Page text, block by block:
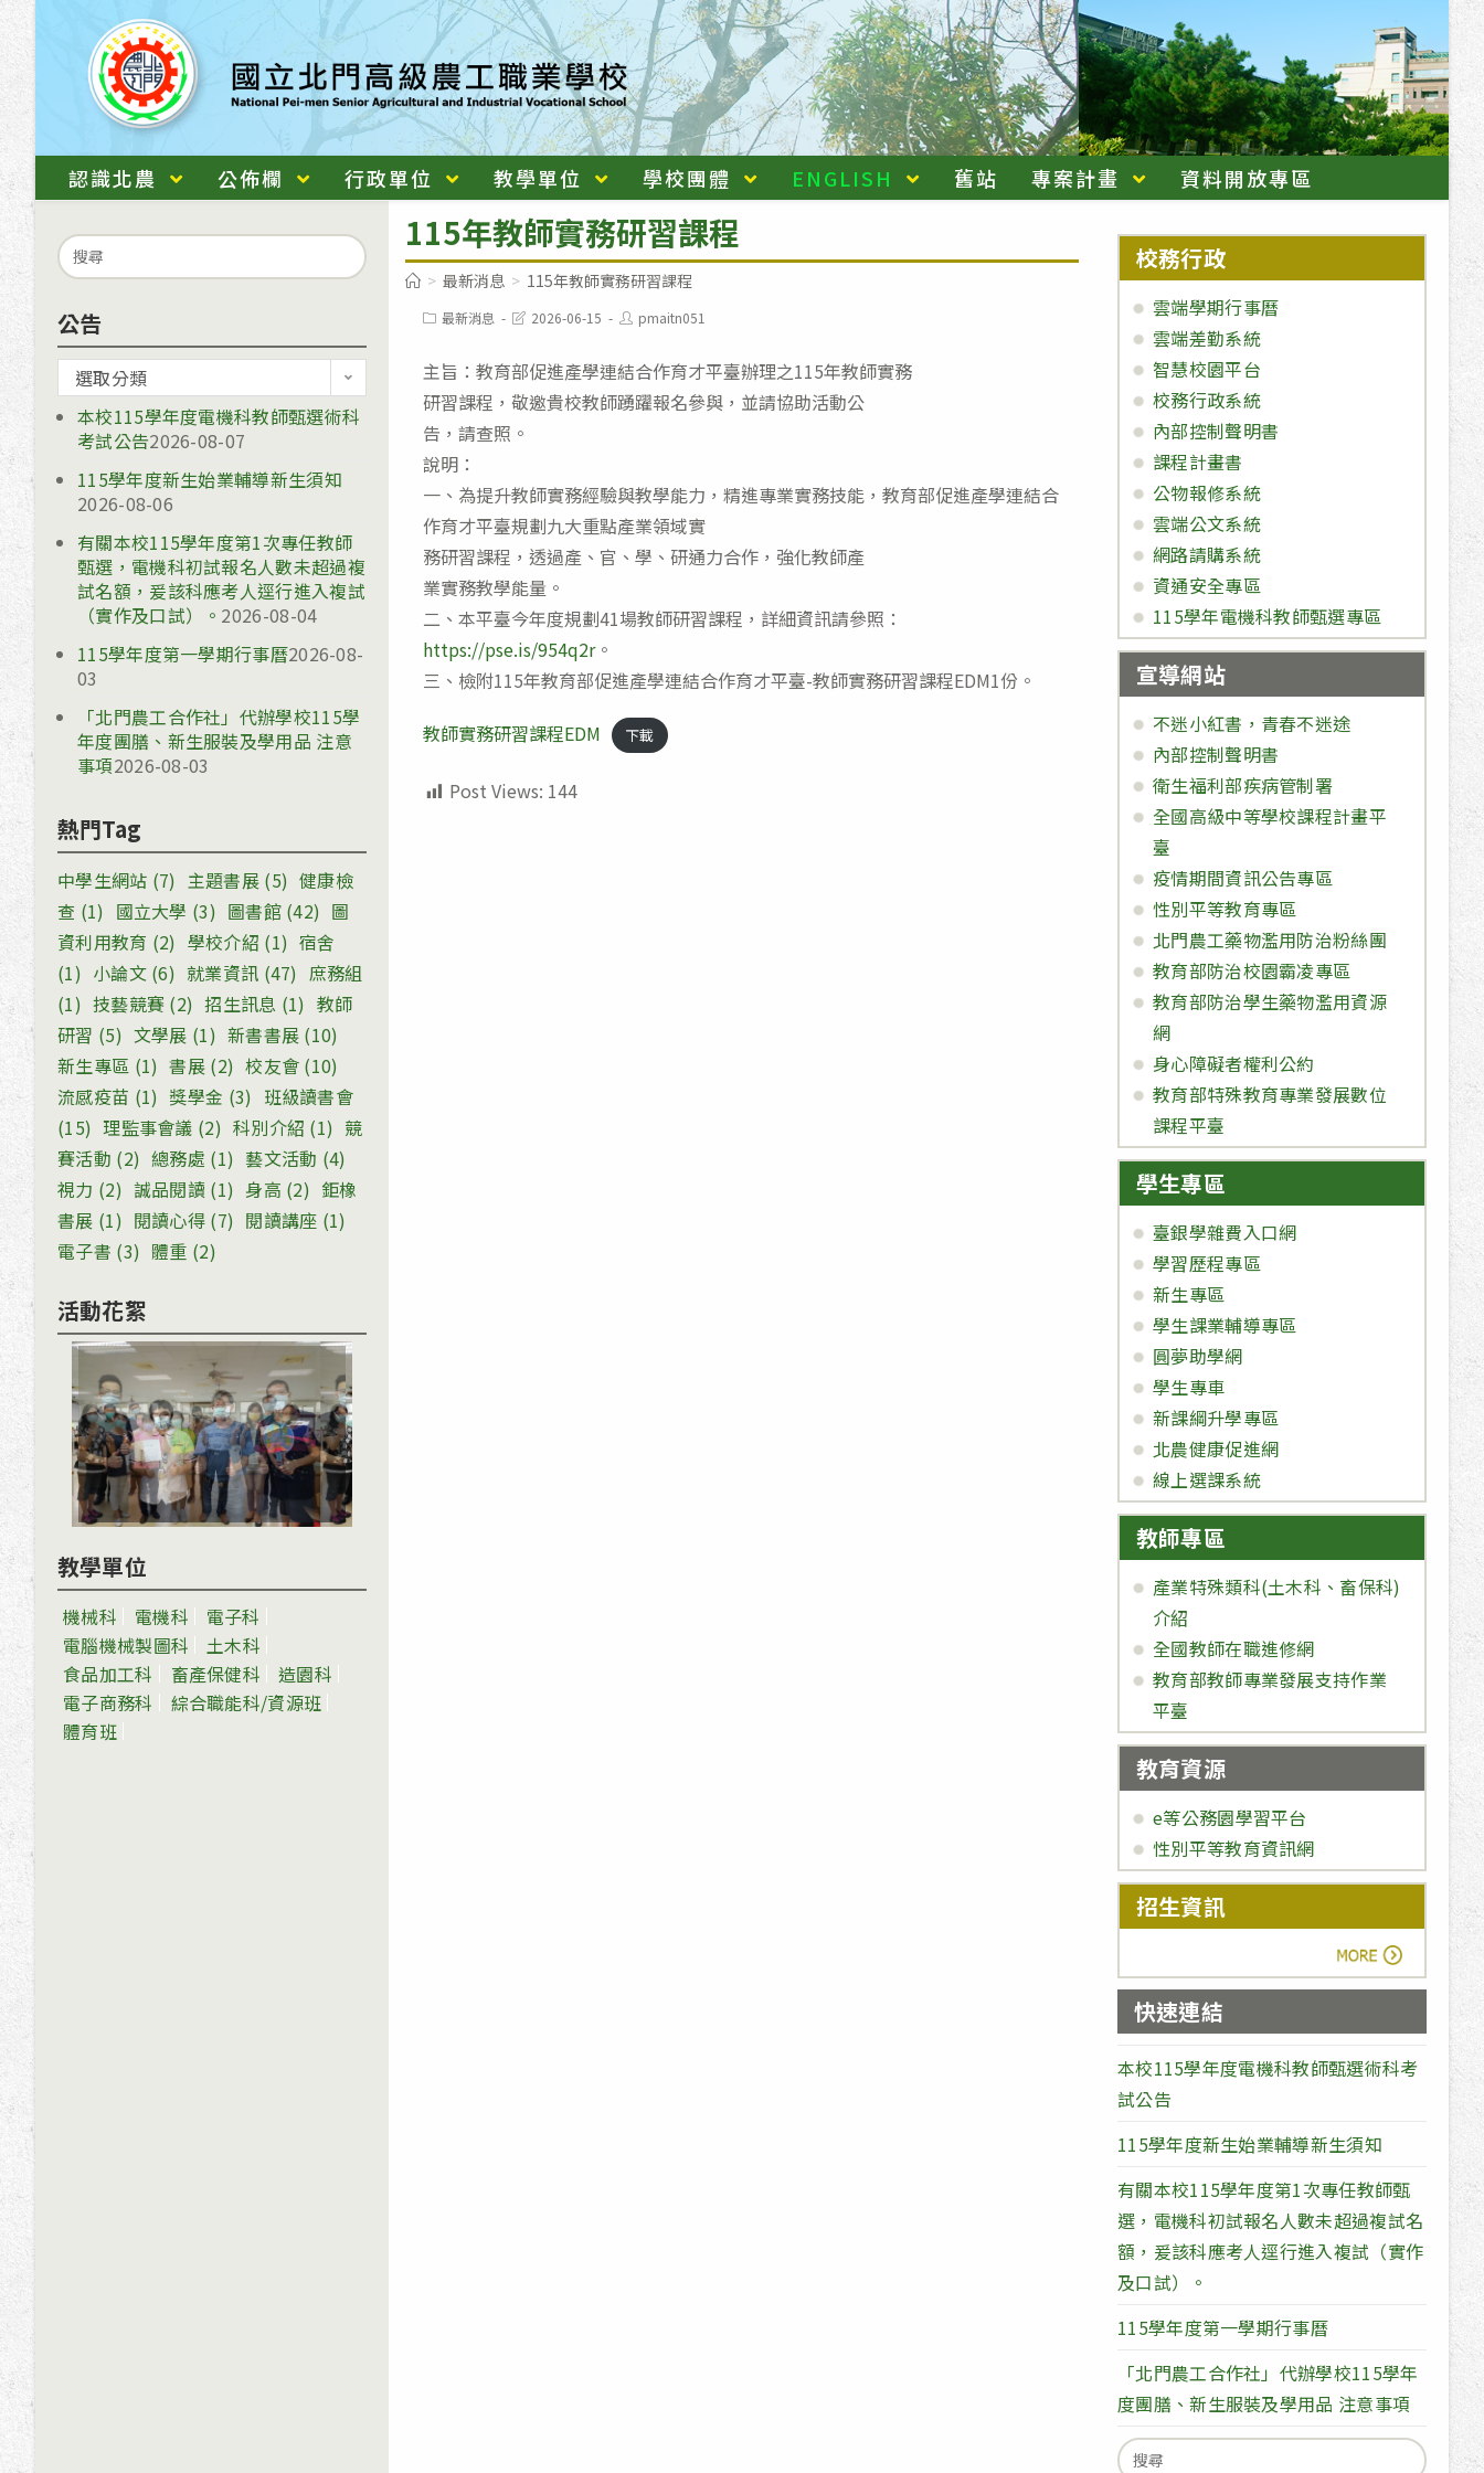
跳
主
要
內
容
認識北農 公佈欄 行政單位 教學單位 學校團體 ENGLISH 舊站 專案計畫 資料開放專區
115年教師實務研習課程
> 最新消息 > 115年教師實務研習課程
Post最新消息
Post2026-06-15
Post
author:
pmaitn051
主旨：教育部促進產學連結合作育才平臺辦理之115年教師實務
研習課程，敬邀貴校教師踴躍報名參與，並請協助活動公
告，請查照。
說明：
一、為提升教師實務經驗與教學能力，精進專業實務技能，教育部促進產學連結合
作育才平臺規劃九大重點產業領域實
務研習課程，透過產、官、學、研通力合作，強化教師產
業實務教學能量。
二、本平臺今年度規劃41場教師研習課程，詳細資訊請參照：
https://pse.is/954q2r。
三、檢附115年教育部促進產學連結合作育才平臺-教師實務研習課程EDM1份。
教師實務研習課程EDM
下載
Post Views: 144
Search
for:
公告
告
選取分類
本校115學年度電機科教師甄選術科
考試公告2026-08-07
115學年度新生始業輔導新生須知
2026-08-06
有關本校115學年度第1次專任教師
甄選，電機科初試報名人數未超過複
試名額，爰該科應考人逕行進入複試
（實作及口試）。 2026-08-04
115學年度第一學期行事曆2026-08-
03
「北門農工合作社」代辦學校115學
年度團膳、新生服裝及學用品 注意
事項2026-08-03
熱門Tag
中學生網站 (7) 主題書展(5) 健康檢
查 (1) 國立大學 (3) 圖書館(42) 圖
資利用教育 (2) 學校介紹 (1) 宿舍
(1) 小論文(6) 就業資訊 (47) 庶務組
(1) 技藝競賽 (2) 招生訊息 (1) 教師
研習 (5) 文學展 (1) 新書書展 (10)
新生專區 (1) 書展 (2) 校友會 (10)
流感疫苗 (1) 獎學金 (3) 班級讀書會
(15) 理監事會議 (2) 科別介紹 (1) 競
賽活動 (2) 總務處 (1) 藝文活動 (4)
視力 (2) 誠品閱讀 (1) 身高 (2) 鉅橡
書展 (1) 閱讀心得 (7) 閱讀講座 (1)
電子書 (3) 體重 (2)
活動花絮
教學單位
機械科 電機科
電子科
電腦機械製圖科
土木科
食品加工科
畜產保健科
造園科
電子商務科
綜合職能科/資源班
體育班
校務行政
雲端學期行事曆
雲端差勤系統
智慧校園平台
校務行政系統
內部控制聲明書
課程計畫書
公物報修系統
雲端公文系統
網路請購系統
資通安全專區
115學年電機科教師甄選專區
宣導網站
不迷小紅書，青春不迷途
內部控制聲明書
衛生福利部疾病管制署
全國高級中等學校課程計畫平
臺
疫情期間資訊公告專區
性別平等教育專區
北門農工藥物濫用防治粉絲團
教育部防治校園霸凌專區
教育部防治學生藥物濫用資源
網
身心障礙者權利公約
教育部特殊教育專業發展數位
課程平臺
學生專區
臺銀學雜費入口網
學習歷程專區
新生專區
學生課業輔導專區
圓夢助學網
學生專車
新課綱升學專區
北農健康促進網
線上選課系統
教師專區
產業特殊類科(土木科、畜保科)
介紹
全國教師在職進修網
教育部教師專業發展支持作業
平臺
教育資源
e等公務園學習平台
性別平等教育資訊網
招生資訊
快速連結
本校115學年度電機科教師甄選術科考
試公告
115學年度新生始業輔導新生須知
有關本校115學年度第1次專任教師甄
選，電機科初試報名人數未超過複試名
額，爰該科應考人逕行進入複試（實作
及口試）。
115學年度第一學期行事曆
「北門農工合作社」代辦學校115學年
度團膳、新生服裝及學用品 注意事項
Search